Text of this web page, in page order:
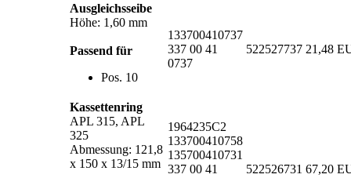
Ausgleichsseibe
Höhe: 1,60 mm
Passend für
Pos. 10
133700410737
337 00 41
0737
522527737 21,48
Kassettenring
APL 315, APL
325
Abmessung: 121,8
x 150 x 13/15 mm
1964235C2
133700410758
135700410731
337 00 41
522526731 67,20